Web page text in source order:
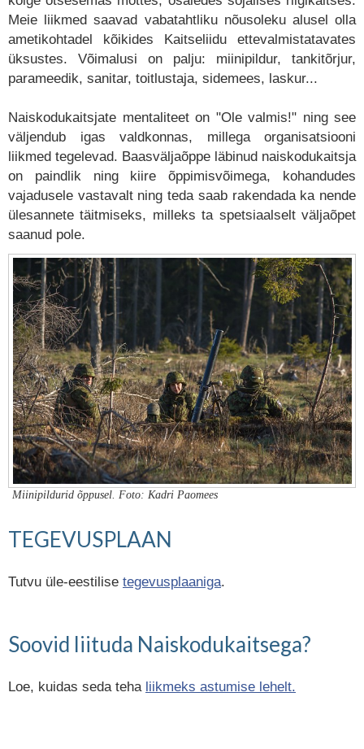
Meie liikmed saavad vabatahtliku nõusoleku alusel olla
ametikohtadel kõikides Kaitseliidu ettevalmistatavates
üksustes. Võimalusi on palju: miinipildur, tankitõrjur,
parameedik, sanitar, toitlustaja, sidemees, laskur...
Naiskodukaitsjate mentaliteet on "Ole valmis!" ning see
väljendub igas valdkonnas, millega organisatsiooni
liikmed tegelevad. Baasväljaõppe läbinud naiskodukaitsja
on paindlik ning kiire õppimisvõimega, kohandudes
vajadusele vastavalt ning teda saab rakendada ka nende
ülesannete täitmiseks, milleks ta spetsiaalselt väljaõpet
saanud pole.
Miinipildurid õppusel. Foto: Kadri Paomees
TEGEVUSPLAAN
Tutvu üle-eestilise tegevusplaaniga.
Soovid liituda Naiskodukaitsega?
Loe, kuidas seda teha liikmeks astumise lehelt.